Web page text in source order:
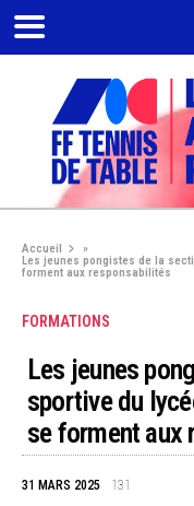
Accueil
»
Les jeunes pongistes de la
forment aux responsabilités
FORMATIONS
Les jeunes
sportive du
se forment aux
31 MARS 2025 131